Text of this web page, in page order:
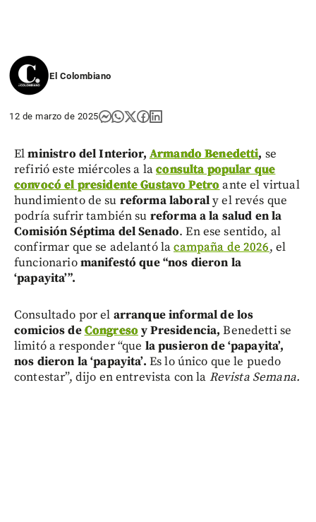
El Colombiano
12 de marzo de 2025
Elministro del Interior, Armando Benedetti, se
refirió este miércoles a laconsulta popular que
convocó el presidente Gustavo Petro ante el virtual
hundimiento de su reforma laboraly el revés que
podría sufrir también su reforma a la salud en la
Comisión Séptima del Senado. En ese sentido, al
confirmar que se adelantó lacampaña de 2026, el
funcionariomanifestó que “nos dieron la
‘papayita’”.
Consultado por el arranque informal de los
comicios deCongresoy Presidencia, Benedetti se
limitó a responder “que la pusieron de ‘papayita’,
nos dieron la ‘papayita’. Es lo único que le puedo
contestar”, dijo en entrevista con la Revista Semana.